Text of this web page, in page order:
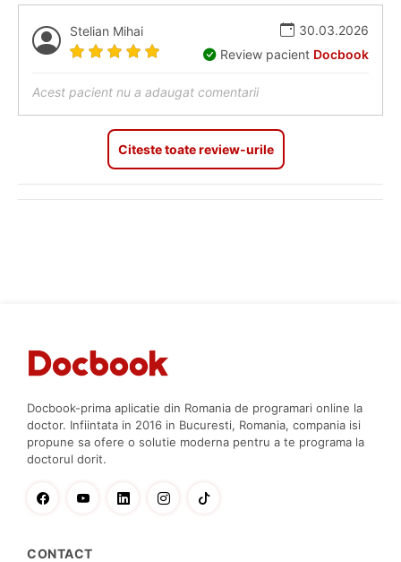
Stelian Mihai
30.03.2026
Review pacient Docbook
Acest pacient nu a adaugat comentarii
Citeste toate review-urile
Docbook-prima aplicatie din Romania de programari online la
doctor. Infiintata in 2016 in Bucuresti, Romania, compania isi
propune sa ofere o solutie moderna pentru a te programa la
doctorul dorit.
CONTACT